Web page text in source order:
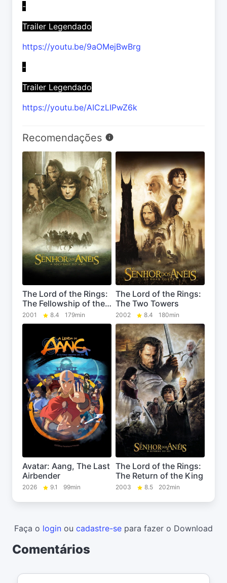
-
Trailer Legendado
https://youtu.be/9aOMejBwBrg
-
Trailer Legendado
https://youtu.be/AICzLIPwZ6k
Recomendações
The Lord of the Rings:
The Fellowship of the
Ring
2001 8.4 179min
The Lord of the Rings:
The Two Towers
2002 8.4 180min
Avatar: Aang, The Last
Airbender
2026 9.1 99min
The Lord of the Rings:
The Return of the King
2003 8.5 202min
Faça o login ou cadastre-se para fazer o Download
Comentários